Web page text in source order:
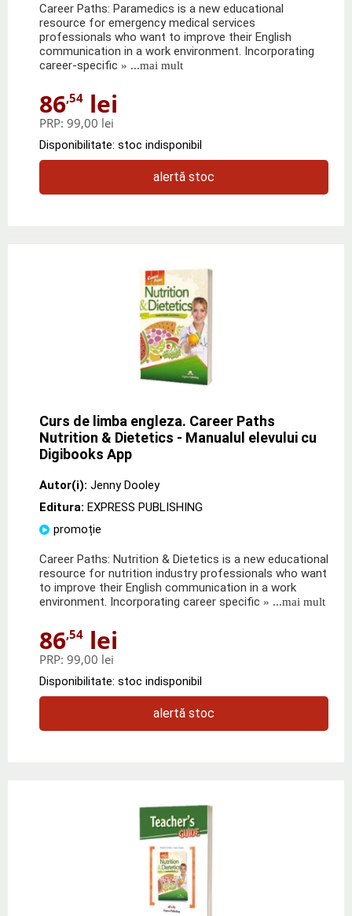
Career Paths: Paramedics is a new educational
resource for emergency medical services
professionals who want to improve their English
communication in a work environment. Incorporating
career-specific » ...mai mult
86,54 lei
PRP: 99,00 lei
Disponibilitate: stoc indisponibil
alertă stoc
Curs de limba engleza. Career Paths
Nutrition & Dietetics - Manualul elevului cu
Digibooks App
Autor(i): Jenny Dooley
Editura: EXPRESS PUBLISHING
promoție
Career Paths: Nutrition & Dietetics is a new educational
resource for nutrition industry professionals who want
to improve their English communication in a work
environment. Incorporating career specific » ...mai mult
86,54 lei
PRP: 99,00 lei
Disponibilitate: stoc indisponibil
alertă stoc